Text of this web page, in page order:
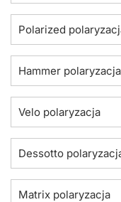
Polarized
Hammer polaryzacja
Velo polaryzacja
Dessotto
Matrix polaryzacja